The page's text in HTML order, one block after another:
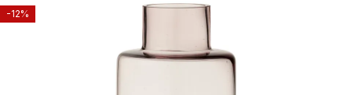
-12%